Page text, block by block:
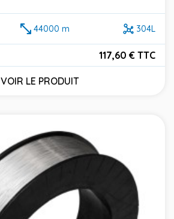
44000 m 304L
117,60 € TTC
VOIR LE PRODUIT